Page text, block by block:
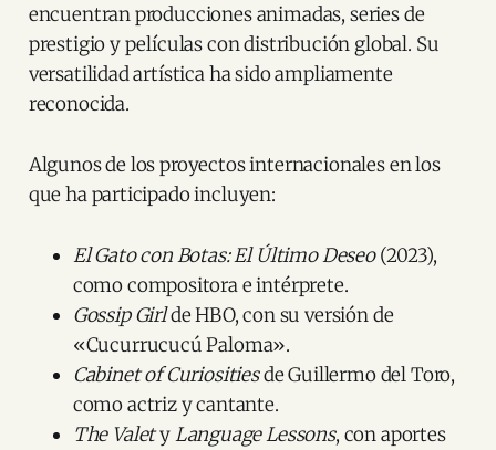
encuentran producciones animadas, series de
prestigio y películas con distribución global. Su
versatilidad artística ha sido ampliamente
reconocida.
Algunos de los proyectos internacionales en los
que ha participado incluyen:
El Gato con Botas: El Último Deseo(2023),
como compositora e intérprete.
Gossip Girlde HBO, con su versión de
«Cucurrucucú Paloma».
Cabinet of Curiositiesde Guillermo del Toro,
como actriz y cantante.
The ValetyLanguage Lessons, con aportes